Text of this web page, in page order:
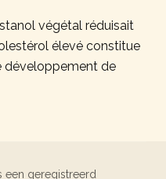
végétal réduisait
élevé constitue
développement de
een geregistreerd